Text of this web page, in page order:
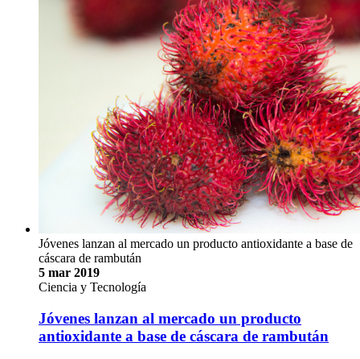
Jóvenes lanzan al mercado un producto antioxidante a base de
cáscara de rambután
5 mar 2019
Ciencia y Tecnología
Jóvenes lanzan al mercado un producto
antioxidante a base de cáscara de rambután